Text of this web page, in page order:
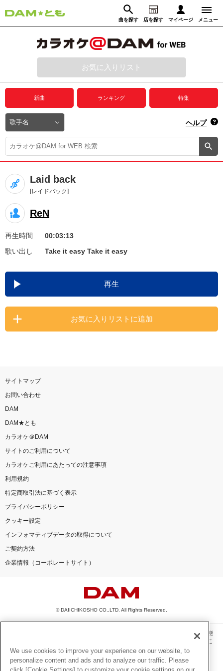
曲を探す 店を探す マイページ メニュー
動画からさがす 録音からさがす
ログイン
プレミアムサービス
DAM★とも動画
DAM★とも録音
カラオケ＠DAM
ユーザー検索
キャンペーン
お知らせ よくあるご質問
DAMの新曲・ランキングなど
カラオケ最新情報をチェック！
お気に入りリスト
新曲 ランキング 特集
ヘルプ
Laid back
[レイドバック]
ReN
再生時間
00:03:13
歌い出し
Take it easy Take it easy
再生
お気に入りリストに追加
サイトマップ
お問い合わせ
DAM
DAM★とも
カラオケ＠DAM
サイトのご利用について
カラオケご利用にあたっての注意事項
利用規約
特定商取引法に基づく表示
プライバシーポリシー
クッキー設定
インフォマティブデータの取得について
ご契約方法
企業情報（コーポレートサイト）
© DAIICHIKOSHO CO.,LTD. All Rights Reserved.
このサイトに掲載されている一切の文章・画像・写真・動画・音声等を、手段や形態
を問わず、著作権法の定める範囲を超えて無断で複製、転載、ファイル化などするこ
とを禁じます。
楽曲及びコンテンツは、機種によりご利用いただけない場合があります。
We use cookies to improve your experience on our website, to
personalize content and ads and to analyze our traffic. Please